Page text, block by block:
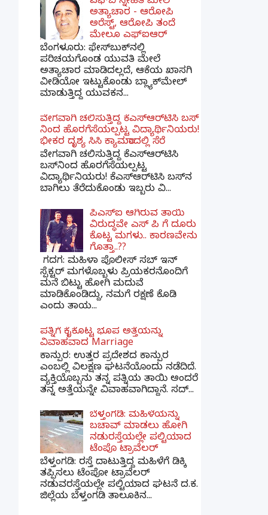
ಅತ್ಯಾಚಾರ - ಆರೋಪಿ
ಅರೆಸ್ಟ್, ಆರೋಪಿ ತಂದೆ
ಮೇಲೂ ಎಫ್ಐಆರ್
ಬೆಂಗಳೂರು: ಫೇಸ್‌ಬುಕ್‌ನಲ್ಲಿ
ಪರಿಚಯಗೊಂಡ ಯುವತಿ ಮೇಲೆ
ಅತ್ಯಾಚಾರ ಮಾಡಿದಲ್ಲದೆ, ಆಕೆಯ ಖಾಸಗಿ
ವೀಡಿಯೋ ಇಟ್ಟುಕೊಂಡು ಬ್ಲ್ಯಾಕ್‌ಮೇಲ್
ಮಾಡುತ್ತಿದ್ದ ಯುವಕನ...
ವೇಗವಾಗಿ ಚಲಿಸುತ್ತಿದ್ದ ಕೆಎಸ್​ಆರ್​ಟಿಸಿ ಬಸ್​
ನಿಂದ ಹೊರಗೆಸೆಯಲ್ಪಟ್ಟ ವಿದ್ಯಾರ್ಥಿನಿಯರು!
ಭೀಕರ ದೃಶ್ಯ ಸಿಸಿ ಕ್ಯಾಮರಾದಲ್ಲಿ ಸೆರೆ
ವೇಗವಾಗಿ ಚಲಿಸುತ್ತಿದ್ದ ಕೆಎಸ್‌ಆರ್‌ಟಿಸಿ
ಬಸ್‌ನಿಂದ ಹೊರಗೆಸೆಯಲ್ಪಟ್ಟ
ವಿದ್ಯಾರ್ಥಿನಿಯರು! ಕೆಎಸ್‌ಆರ್‌ಟಿಸಿ ಬಸ್‌ನ
ಬಾಗಿಲು ತೆರೆದುಕೊಂಡು ಇಬ್ಬರು ವಿ...
ಪಿಎಸ್​ಐ ಆಗಿರುವ ತಾಯಿ
ವಿರುದ್ಧವೇ ಎಸ್ ಪಿ ಗೆ ದೂರು
ಕೊಟ್ಟ ಮಗಳು.. ಕಾರಣವೇನು
ಗೊತ್ತಾ..??
ಗದಗ​: ಮಹಿಳಾ ಪೊಲೀಸ್​ ಸಬ್ ​ಇನ್​
ಸ್ಪೆಕ್ಟರ್​ ಮಗಳೊಬ್ಬಳು ಪ್ರಿಯಕರನೊಂದಿಗೆ
ಮನೆ ಬಿಟ್ಟು ಹೋಗಿ ಮದುವೆ
ಮಾಡಿಕೊಂಡಿದ್ದು, ನಮಗೆ ರಕ್ಷಣೆ ಕೊಡಿ
ಎಂದು ತಾಯ...
ಪತ್ನಿಗೆ ಕೈಕೊಟ್ಟ ಭೂಪ ಅತ್ತೆಯನ್ನು
ವಿವಾಹವಾದ Marriage
ಕಾನ್ಪುರ: ಉತ್ತರ ಪ್ರದೇಶದ ಕಾನ್ಪುರ
ಎಂಬಲ್ಲಿ ವಿಲಕ್ಷಣ ಘಟನೆಯೊಂದು ನಡೆದಿದೆ.
ವ್ಯಕ್ತಿಯೊಬ್ಬನು ತನ್ನ ಪತ್ನಿಯ ತಾಯಿ ಅಂದರೆ
ತನ್ನ ಅತ್ತೆಯನ್ನೇ ವಿವಾಹವಾಗಿದ್ದಾನೆ. ಸದ್...
ಬೆಳ್ತಂಗಡಿ: ಮಹಿಳೆಯನ್ನು
ಬಚಾವ್ ಮಾಡಲು ಹೋಗಿ
ನಡುರಸ್ತೆಯಲ್ಲೇ ಪಲ್ಟಿಯಾದ
ಟೆಂಪೊ ಟ್ರಾವೆಲರ್
ಬೆಳ್ತಂಗಡಿ: ರಸ್ತೆ ದಾಟುತ್ತಿದ್ದ ಮಹಿಳೆಗೆ ಡಿಕ್ಕಿ
ತಪ್ಪಿಸಲು ಟೆಂಪೋ ಟ್ರಾವೆಲರ್
ನಡುವರಸ್ತೆಯಲ್ಲೇ ಪಲ್ಟಿಯಾದ ಘಟನೆ ದ.ಕ.
ಜಿಲ್ಲೆಯ ಬೆಳ್ತಂಗಡಿ ತಾಲೂಕಿನ...